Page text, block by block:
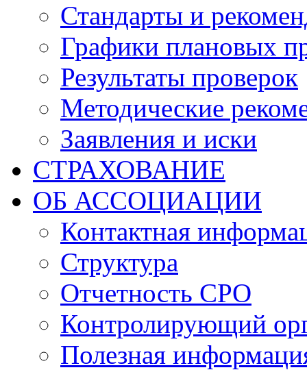
Стандарты и
Графики плановых
Результаты проверок
Методические
Заявления и иски
СТРАХОВАНИЕ
ОБ АССОЦИАЦИИ
Контактная
Структура
Отчетность СРО
Контролирующий
Полезная